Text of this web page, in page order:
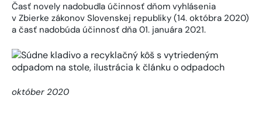
Časť novely nadobudla účinnosť dňom vyhlásenia
v Zbierke zákonov Slovenskej republiky (14. októbra 2020)
a časť nadobúda účinnosť dňa 01. januára 2021.
október 2020